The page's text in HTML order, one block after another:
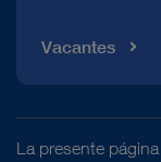
Vacantes
La presente